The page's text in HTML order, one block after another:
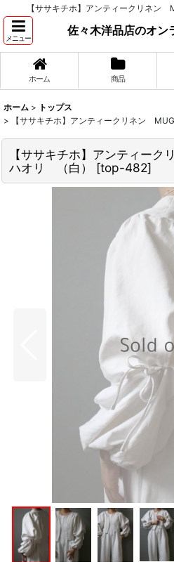
【ササキチホ】アンティークリネン
メニュー
佐々木洋品店のオン
ホーム 商品
ホーム > トップス
>
【ササキチホ】アンティークリネン
【ササキチホ】アンティー
ハオリ （白）
[top-482]